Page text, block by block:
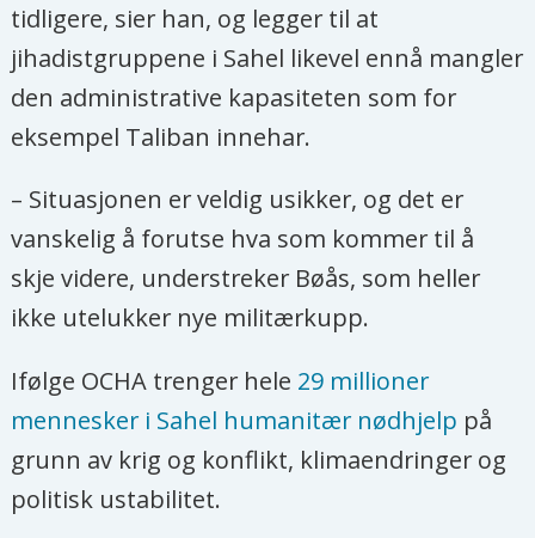
tidligere, sier han, og legger til at
jihadistgruppene i Sahel likevel ennå mangler
den administrative kapasiteten som for
eksempel Taliban innehar.
– Situasjonen er veldig usikker, og det er
vanskelig å forutse hva som kommer til å
skje videre, understreker Bøås, som heller
ikke utelukker nye militærkupp.
Ifølge OCHA trenger hele 29 millioner
mennesker i Sahel humanitær nødhjelp på
grunn av krig og konflikt, klimaendringer og
politisk ustabilitet.